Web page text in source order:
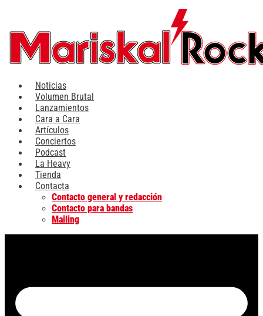
contenido
Noticias
Volumen Brutal
Lanzamientos
Cara a Cara
Artículos
Conciertos
Podcast
La Heavy
Tienda
Contacta
Contacto general y redacción
Contacto para bandas
Mailing